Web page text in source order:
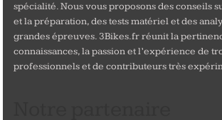
spécialité. Nous vous proposons des conseils
et la préparation, des tests matériel et des
grandes épreuves. 3Bikes.fr réunit la
connaissances, la passion et l’expérience de
professionnels et de contributeurs très